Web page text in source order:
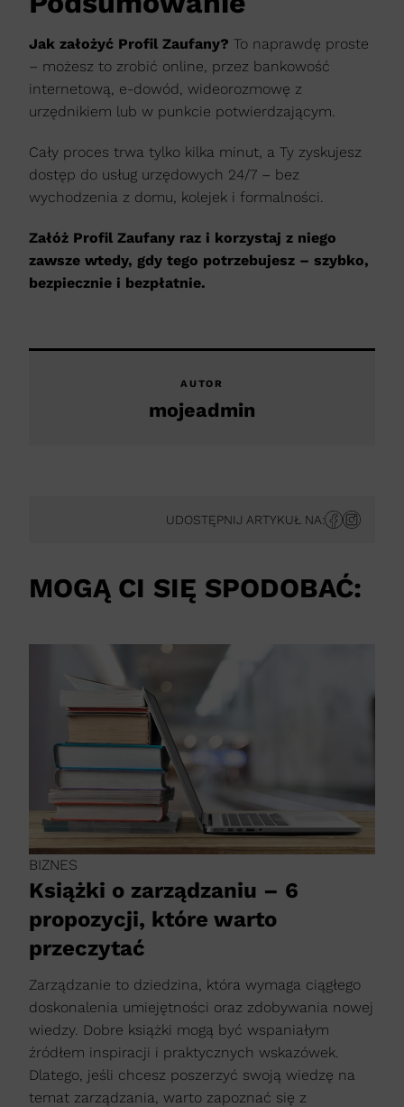
Jak założyć Profil Zaufany? To naprawdę proste
– możesz to zrobić online, przez bankowość
internetową, e-dowód, wideorozmowę z
urzędnikiem lub w punkcie potwierdzającym.
Cały proces trwa tylko kilka minut, a Ty zyskujesz
dostęp do usług urzędowych 24/7 – bez
wychodzenia z domu, kolejek i formalności.
Załóż Profil Zaufany raz i korzystaj z niego
zawsze wtedy, gdy tego potrzebujesz – szybko,
bezpiecznie i bezpłatnie.
AUTOR
mojeadmin
UDOSTĘPNIJ ARTYKUŁ NA:
MOGĄ CI SIĘ SPODOBAĆ:
BIZNES
Książki o zarządzaniu – 6
propozycji, które warto
przeczytać
Zarządzanie to dziedzina, która wymaga ciągłego
doskonalenia umiejętności oraz zdobywania nowej
wiedzy. Dobre książki mogą być wspaniałym
źródłem inspiracji i praktycznych wskazówek.
Dlatego, jeśli chcesz poszerzyć swoją wiedzę na
temat zarządzania, warto zapoznać się z